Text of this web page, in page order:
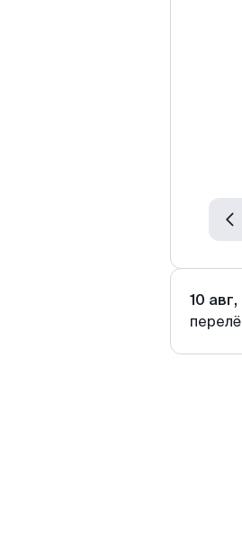
10 авг,